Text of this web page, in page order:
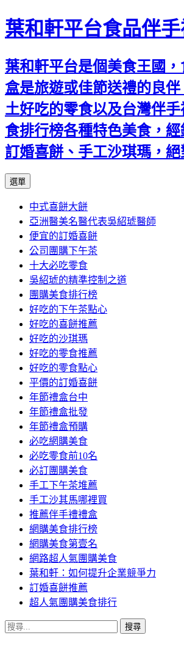
葉和軒平台食品伴
葉和軒平台是個美食王國
盒是旅遊或佳節送禮的良
土好吃的零食以及台灣伴
食排行榜各種特色美食，
訂婚喜餅、手工沙琪瑪，絕
選單
內
容
中式喜餅大餅
亞洲醫美名醫代表吳紹琥醫師
便宜的訂婚喜餅
公司團購下午茶
十大必吃零食
吳紹琥的精準控制之道
團購美食排行榜
好吃的下午茶點心
好吃的喜餅推薦
好吃的沙琪瑪
好吃的零食推薦
好吃的零食點心
平價的訂婚喜餅
年節禮盒台中
年節禮盒批發
年節禮盒預購
必吃網購美食
必吃零食前10名
必訂團購美食
手工下午茶堆薦
手工沙其馬哪裡買
推薦伴手禮禮盒
網購美食排行榜
網購美食第壹名
網路超人氣團購美食
葉和軒：如何提升企業競爭力
訂婚喜餅推薦
超人氣團購美食排行
搜